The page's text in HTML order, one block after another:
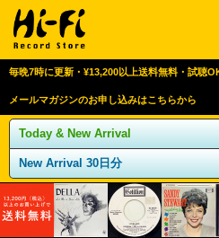
毎晩7時に更新・¥13,200以上送料無料・試聴
メールマガジンのお申し込みはこちらから
Today & New Arrival
New Arrival 30日分